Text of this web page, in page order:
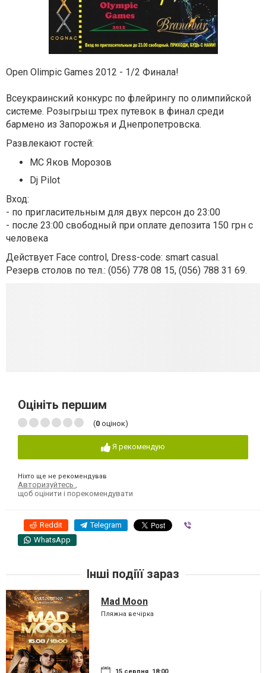
Open Olimpic Games 2012 - 1/2 Финала!
Всеукраинский конкурс по флейрингу по олимпийской
системе. Розыгрыш трех путевок в финал среди
бармено из Запорожья и Днепропетровска.
Развлекают гостей:
МС Яков Морозов
Dj Pilot
Вход:
- по пригласительным для двух персон до 23:00
- после 23:00 свободный при оплате депозита 150 грн с
человека
Действует Face control, Dress-code: smart casual.
Резерв столов по тел.: (056) 778 08 15, (056) 788 31 69.
Оцініть першим
(0 оцінок)
Я рекомендую
Ніхто ще не рекомендував
Авторизуйтесь
щоб оцінити і порекомендувати
Reddit Telegram
WhatsApp
Інші подіїї зараз
Mad Moon
Пляжна вечірка
15 серпня, 18:00